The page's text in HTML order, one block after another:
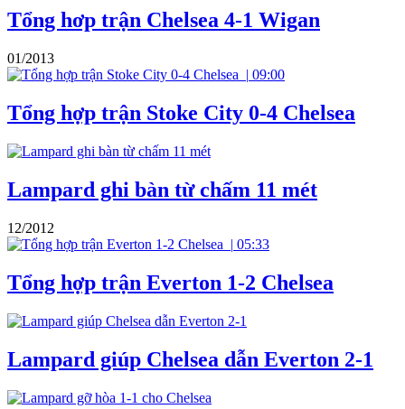
Tổng hơp trận Chelsea 4-1 Wigan
01/2013
| 09:00
Tổng hợp trận Stoke City 0-4 Chelsea
Lampard ghi bàn từ chấm 11 mét
12/2012
| 05:33
Tổng hợp trận Everton 1-2 Chelsea
Lampard giúp Chelsea dẫn Everton 2-1